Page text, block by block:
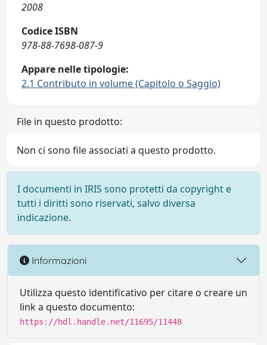
2008
Codice ISBN
978-88-7698-087-9
Appare nelle tipologie:
2.1 Contributo in volume (Capitolo o Saggio)
File in questo prodotto:
Non ci sono file associati a questo prodotto.
I documenti in IRIS sono protetti da copyright e
tutti i diritti sono riservati, salvo diversa
indicazione.
Informazioni
Utilizza questo identificativo per citare o creare un
link a questo documento:
https://hdl.handle.net/11695/11448